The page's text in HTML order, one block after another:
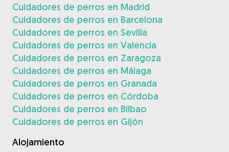
Cuidadores de perros en Madrid
Cuidadores de perros en Barcelona
Cuidadores de perros en Sevilla
Cuidadores de perros en Valencia
Cuidadores de perros en Zaragoza
Cuidadores de perros en Málaga
Cuidadores de perros en Granada
Cuidadores de perros en Córdoba
Cuidadores de perros en Bilbao
Cuidadores de perros en Gijón
Alojamiento